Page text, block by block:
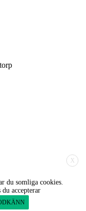
X
du somliga cookies.
accepterar